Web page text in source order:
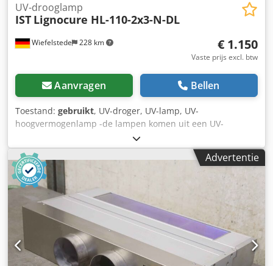
Wiefelstede 228 km
UV-drooglamp
IST Lignocure HL-110-2x3-N-DL
€ 1.150
Vaste prijs excl. btw
Aanvragen Bellen
Toestand: gebruikt, UV-droger, UV-lamp, UV-
hoogvermogenlamp -de lampen komen uit een UV-
vernisdroogunit -Werkbreedte: 1400 mm -een behuizing
UV-bereik: 180 - 450 nm -UV buis type: CK 110/80 -
Uitzendvermogen: 80 W/cm -Aantal: 2x drooglampen met
elk 1 tube Cjdpecft Tvefx Aftsrf -Prijs: per stuk -
Transformatoren en toebehoren: tegen meerprijs
verkrijgbaar (1x ID13948 en 1x ID13949 of ID13950) -
Afmetingen: 1720/340/H630 mm -Gewicht: 94 kg/stuk
Advertentie